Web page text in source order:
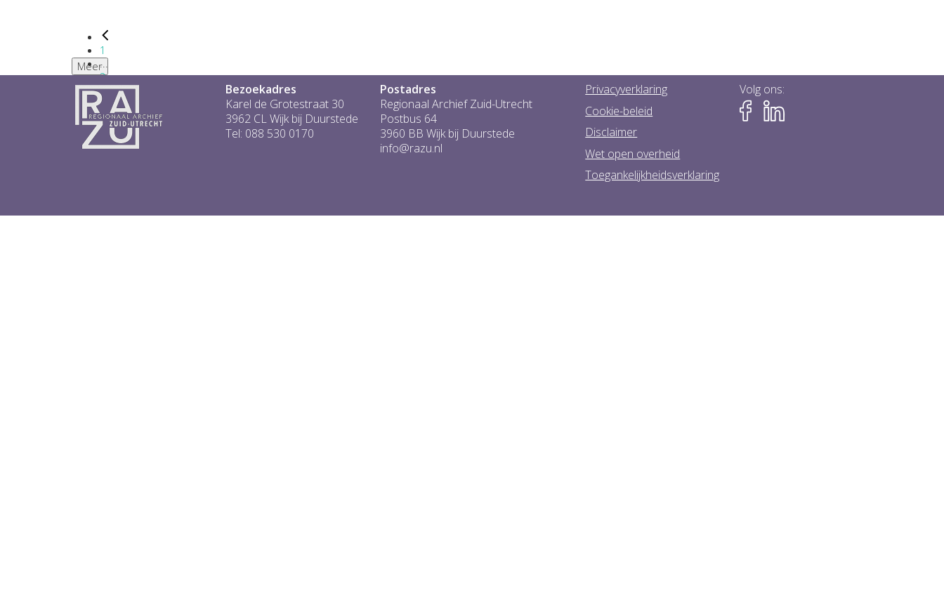
1
...
2
3
4
5
6
...
Meer
Bezoekadres
Karel de Grotestraat 30
3962 CL Wijk bij Duurstede
Tel: 088 530 0170
Postadres
Regionaal Archief Zuid-Utrecht
Postbus 64
3960 BB Wijk bij Duurstede
info@razu.nl
Privacyverklaring
Cookie-beleid
Disclaimer
Wet open overheid
Toegankelijkheidsverklaring
Volg ons: